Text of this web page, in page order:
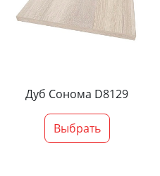
Дуб Сонома D8129
Выбрать